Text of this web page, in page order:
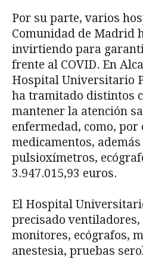
Por su parte, varios
Comunidad de Madrid
invirtiendo para
frente al COVID. En
Hospital Universitario
ha tramitado distintos
mantener la atención
enfermedad, como, por
medicamentos,
pulsioxímetros,
3.947.015,93 euros.
El Hospital
precisado
monitores, ecógrafos,
anestesia, pruebas